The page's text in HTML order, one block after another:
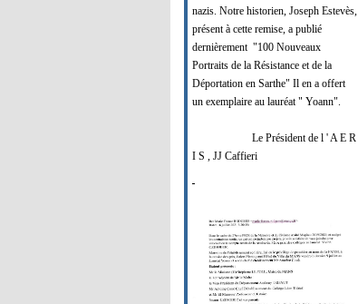
nazis. Notre historien, Joseph Estevès,
présent à cette remise, a publié
dernièrement "100 Nouveaux
Portraits de la Résistance et de la
Déportation en Sarthe" Il en a offert
un exemplaire au lauréat " Yoann".
Le Président de l ' A E R
I S , JJ Caffieri